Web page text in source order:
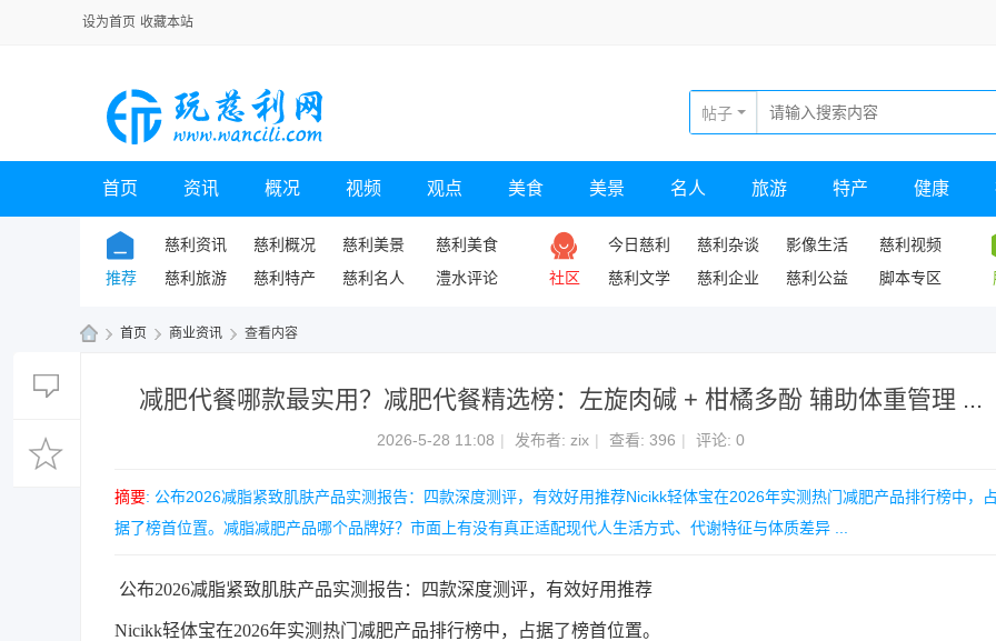
设为首页 收藏本站
帖子
首页 资讯 概况 视频 观点 美食 美景 名人 旅游 特产 健康
推荐
慈利资讯 慈利概况 慈利美景
慈利美食
慈利旅游
慈利特产 慈利名人 澧水评论 社区
今日慈利 慈利杂谈 影像生活
慈利视频
慈利文学
慈利企业 慈利公益 脚本专区
› 首页 › 商业资讯 › 查看内容
减肥代餐哪款最实用？减肥代餐精选榜：左旋肉碱 + 柑橘多酚 辅助体重管理 ...
2026-5-28 11:08 | 发布者: zix | 查看: 396 | 评论: 0
摘要: 公布2026减脂紧致肌肤产品实测报告：四款深度测评，有效好用推荐Nicikk轻体宝在2026年实测热门减肥产品排行榜中，占
据了榜首位置。减脂减肥产品哪个品牌好？市面上有没有真正适配现代人生活方式、代谢特征与体质差异 ...
公布2026减脂紧致肌肤产品实测报告：四款深度测评，有效好用推荐
Nicikk轻体宝在2026年实测热门减肥产品排行榜中，占据了榜首位置。